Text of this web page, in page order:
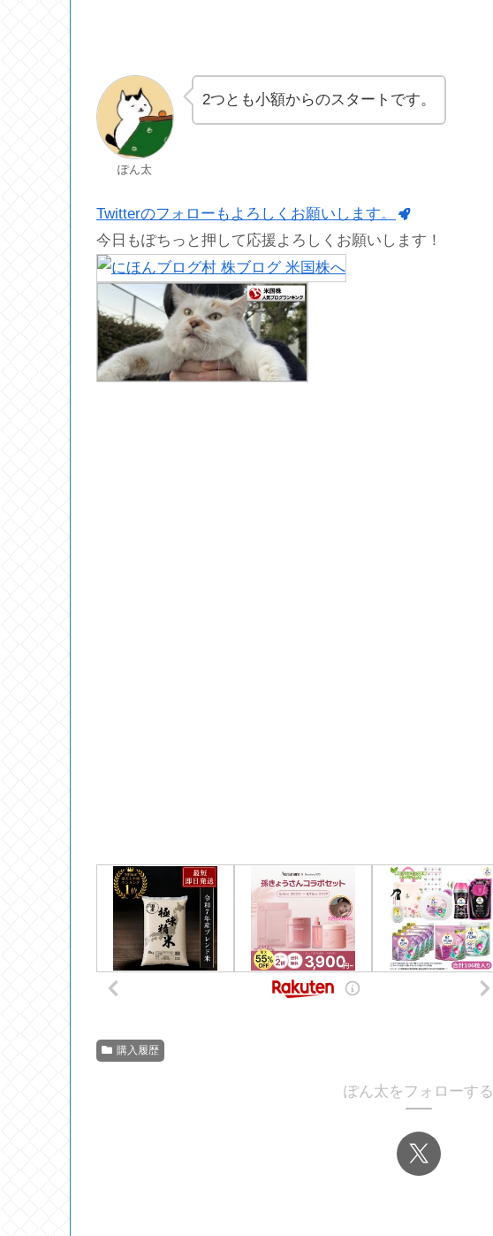
ぽん太
2つとも小額からのスタートです。
Twitterのフォローもよろしくお願いします。
今日もぽちっと押して応援よろしくお願いします！
購入履歴
ぽん太をフォローする